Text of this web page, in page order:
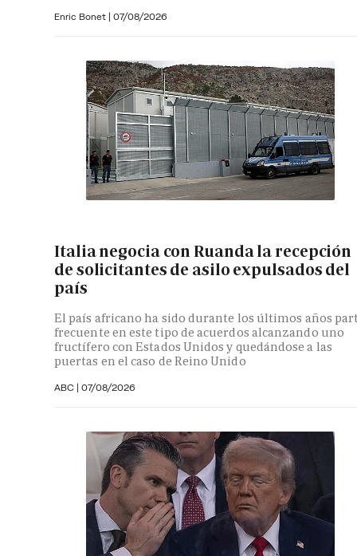
Enric Bonet | 07/08/2026
Italia negocia con Ruanda la recepción
de solicitantes de asilo expulsados del
país
El país africano ha sido durante los últimos años
frecuente en este tipo de acuerdos alcanzando uno
fructífero con Estados Unidos y quedándose a las
puertas en el caso de Reino Unido
ABC | 07/08/2026